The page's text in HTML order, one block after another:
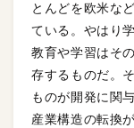
とんどを欧米な
ている。やはり
教育や学習はそ
存するものだ。
ものが開発に関
産業構造の転換